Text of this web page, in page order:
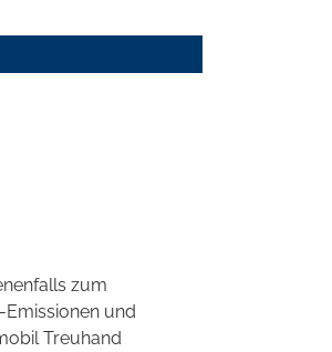
zum
-Emissionen und
Treuhand